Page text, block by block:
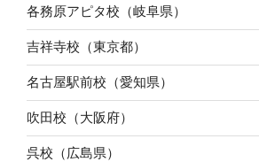
各務原アピタ校（岐阜県）
吉祥寺校（東京都）
名古屋駅前校（愛知県）
吹田校（大阪府）
呉校（広島県）